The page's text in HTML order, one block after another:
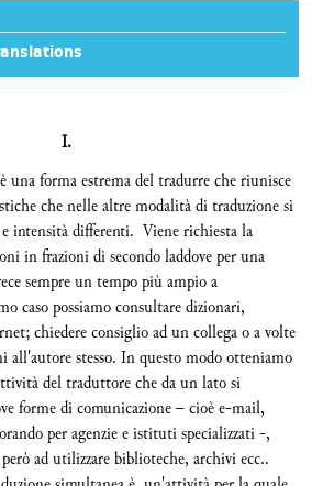
I.
una forma estrema del tradurre che riunisce
che nelle altre modalità di traduzione si
intensità differenti. Viene richiesta la
in frazioni di secondo laddove per una
sempre un tempo più ampio a
caso possiamo consultare dizionari,
chiedere consiglio ad un collega o a volte
all'autore stesso. In questo modo otteniamo
del traduttore che da un lato si
forme di comunicazione – cioè e-mail,
per agenzie e istituti specializzati -,
ad utilizzare biblioteche, archivi ecc..